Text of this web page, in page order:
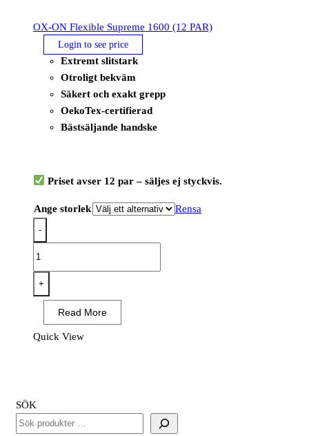
OX-ON Flexible Supreme 1600 (12 PAR)
Login to see price
Extremt slitstark
Otroligt bekväm
Säkert och exakt grepp
OekoTex-certifierad
Bästsäljande handske
Priset avser 12 par – säljes ej styckvis.
Ange storlek Rensa
-
Flexible
Supreme
(12
+
Read More
Quick View
SÖK